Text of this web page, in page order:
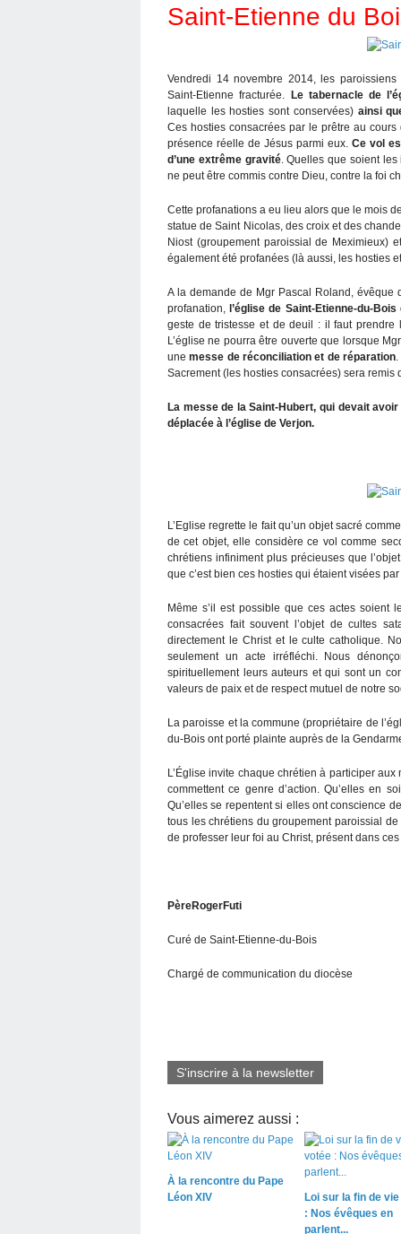
Saint-Etienne du
Vendredi 14 novembre 2014, les paroissiens
Saint-Etienne fracturée. Le tabernacle de
laquelle les hosties sont conservées) ainsi
Ces hosties consacrées par le prêtre au
présence réelle de Jésus parmi eux. Ce vol
d’une extrême gravité. Quelles que soient
ne peut être commis contre Dieu, contre la foi
Cette profanations a eu lieu alors que le mois
statue de Saint Nicolas, des croix et des
Niost (groupement paroissial de Meximieux)
également été profanées (là aussi, les hosties
A la demande de Mgr Pascal Roland, évêque
profanation,l’église de Saint-Etienne-du-
geste de tristesse et de deuil : il faut prendre
L’église ne pourra être ouverte que lorsque
unemesse de réconciliation et de réparation.
Sacrement (les hosties consacrées) sera remis
La messe de la Saint-Hubert, qui devait
déplacée à l’église de Verjon.
L’Eglise regrette le fait qu’un objet sacré
de cet objet, elle considère ce vol comme
chrétiens infiniment plus précieuses que
que c’est bien ces hosties qui étaient visées
Même s’il est possible que ces actes soient
consacrées fait souvent l’objet de cultes
directement le Christ et le culte catholique.
seulement un acte irréfléchi. Nous
spirituellement leurs auteurs et qui sont un
valeurs de paix et de respect mutuel de notre
La paroisse et la commune (propriétaire de
du-Bois ont porté plainte auprès de la
L’Église invite chaque chrétien à participer
commettent ce genre d’action. Qu’elles en
Qu’elles se repentent si elles ont conscience
tous les chrétiens du groupement paroissial
de professer leur foi au Christ, présent dans
Curé de Saint-Etienne-du-Bois
Chargé de communication du diocèse
S'inscrire à la newsletter
Vous aimerez aussi :
À la rencontre du Pape
Léon XIV
Loi sur la fin de
: Nos évêques en
parlent...